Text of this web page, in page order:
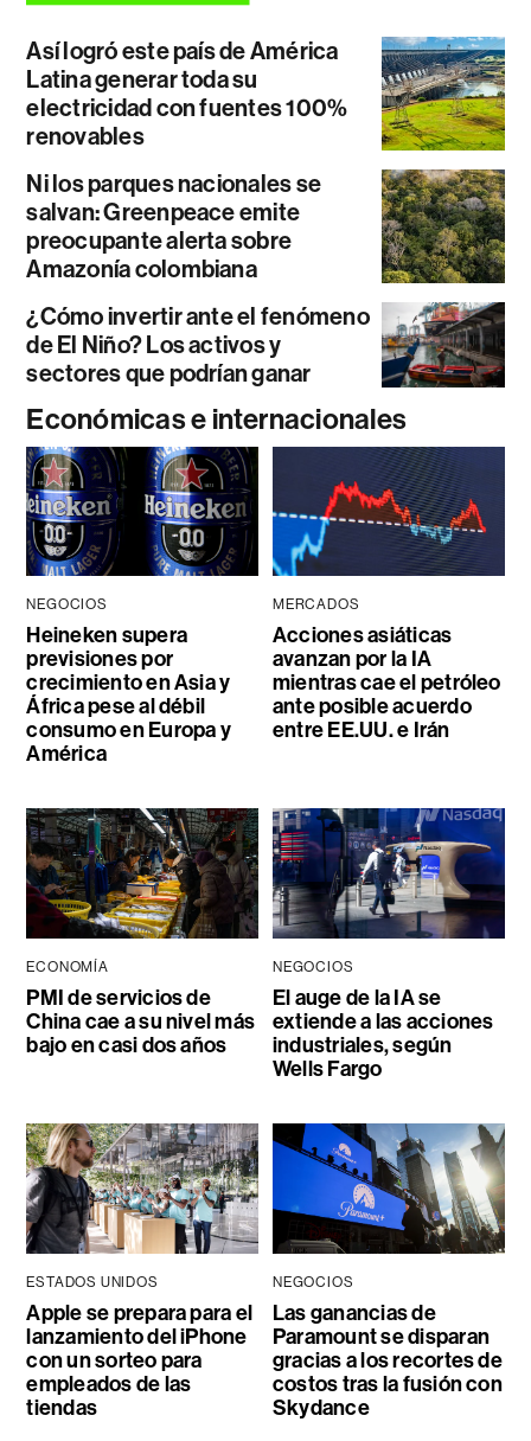
Así logró este país de América
Latina generar toda su
electricidad con fuentes 100%
renovables
Ni los parques nacionales se
salvan: Greenpeace emite
preocupante alerta sobre
Amazonía colombiana
¿Cómo invertir ante el fenómeno
de El Niño? Los activos y
sectores que podrían ganar
Económicas e internacionales
NEGOCIOS
Heineken supera
previsiones por
crecimiento en Asia y
África pese al débil
consumo en Europa y
América
MERCADOS
Acciones asiáticas
avanzan por la IA
mientras cae el petróleo
ante posible acuerdo
entre EE.UU. e Irán
ECONOMÍA
PMI de servicios de
China cae a su nivel más
bajo en casi dos años
NEGOCIOS
El auge de la IA se
extiende a las acciones
industriales, según
Wells Fargo
ESTADOS UNIDOS
Apple se prepara para el
lanzamiento del iPhone
con un sorteo para
empleados de las
tiendas
NEGOCIOS
Las ganancias de
Paramount se disparan
gracias a los recortes de
costos tras la fusión con
Skydance